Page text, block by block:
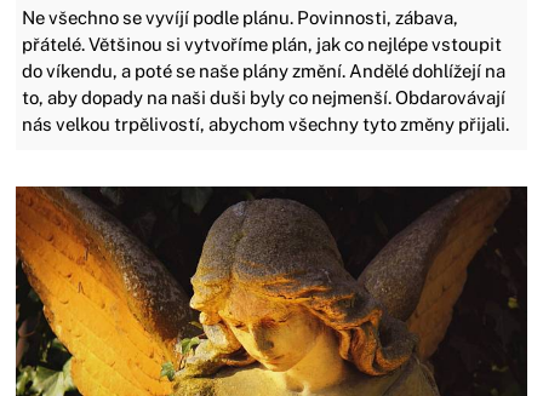
Ne všechno se vyvíjí podle plánu. Povinnosti, zábava,
přátelé. Většinou si vytvoříme plán, jak co nejlépe vstoupit
do víkendu, a poté se naše plány změní. Andělé dohlížejí na
to, aby dopady na naši duši byly co nejmenší. Obdarovávají
nás velkou trpělivostí, abychom všechny tyto změny přijali.